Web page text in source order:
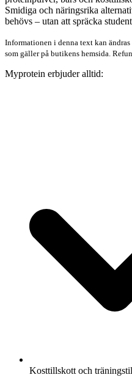
Smidiga och näringsrika
behövs – utan att spräcka
Informationen i denna text kan
som gäller på butikens hemsida.
Myprotein erbjuder alltid:
Kosttillskott och